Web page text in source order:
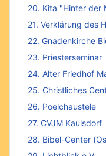
20. Kita "Hinter der
21. Verklärung des
22. Gnadenkirche
23. Priesterseminar
24. Alter Friedhof
25. Christliches
26. Poelchaustele
27. CVJM Kaulsdorf
28. Bibel-Center